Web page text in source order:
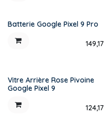
Batterie Google Pixel 9 Pro
149,17
Vitre Arrière Rose Pivoine
Google Pixel 9
124,17